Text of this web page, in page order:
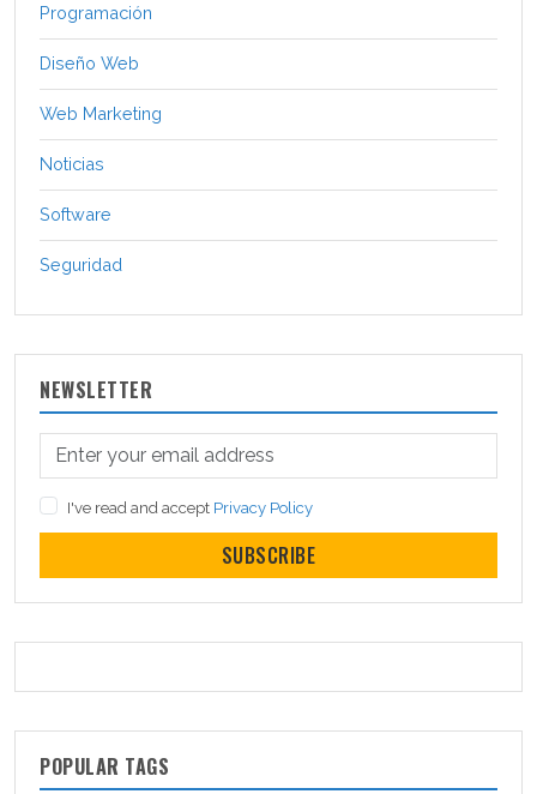
Programación
Diseño Web
Web Marketing
Noticias
Software
Seguridad
NEWSLETTER
I've read and accept Privacy Policy
SUBSCRIBE
POPULAR TAGS